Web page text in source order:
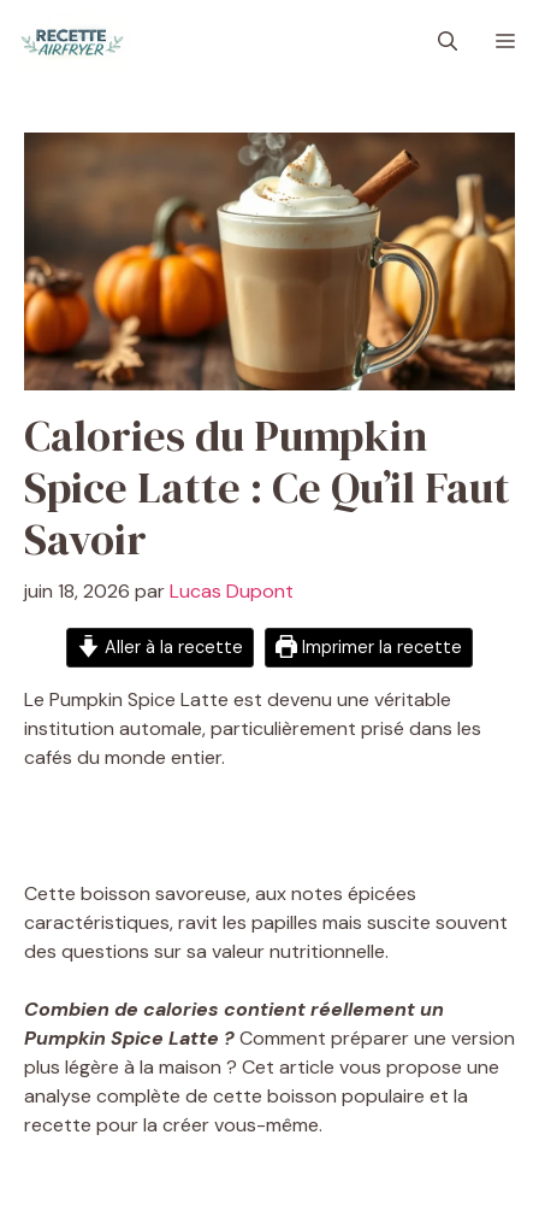
Calories du Pumpkin
Spice Latte : Ce Qu’il Faut
Savoir
juin 18, 2026 parLucas Dupont
Aller à la recette Imprimer la recette
Le Pumpkin Spice Latte est devenu une véritable
institution automale, particulièrement prisé dans les
cafés du monde entier.
Cette boisson savoreuse, aux notes épicées
caractéristiques, ravit les papilles mais suscite souvent
des questions sur sa valeur nutritionnelle.
Combien de calories contient réellement un
Pumpkin Spice Latte ?Comment préparer une version
plus légère à la maison ? Cet article vous propose une
analyse complète de cette boisson populaire et la
recette pour la créer vous-même.